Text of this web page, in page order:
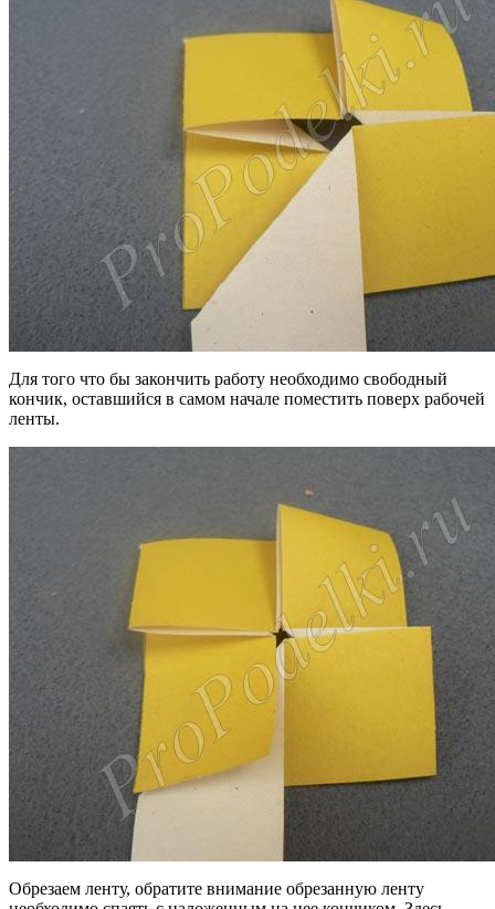
Для того что бы закончить работу необходимо свободный
кончик, оставшийся в самом начале поместить поверх рабочей
ленты.
Обрезаем ленту, обратите внимание обрезанную ленту